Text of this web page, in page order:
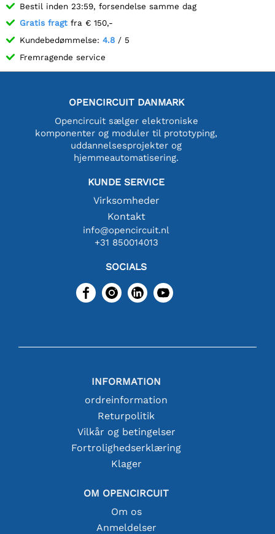
Bestil inden 23:59, forsendelse samme dag
Gratis fragt fra € 150,-
Kundebedømmelse: 4.8 / 5
Fremragende service
OPENCIRCUIT DANMARK
Opencircuit sælger elektroniske
komponenter og moduler til prototyping,
uddannelsesprojekter og
hjemmeautomatisering.
KUNDE SERVICE
Virksomheder
Kontakt
info@opencircuit.nl
+31 850014013
SOCIALS
INFORMATION
ordreinformation
Returpolitik
Vilkår og betingelser
Fortrolighedserklæring
Klager
OM OPENCIRCUIT
Om os
Anmeldelser